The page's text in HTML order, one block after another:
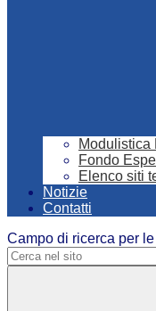
Modulistica
Fondo
Elenco siti
Notizie
Contatti
Campo di ricerca per